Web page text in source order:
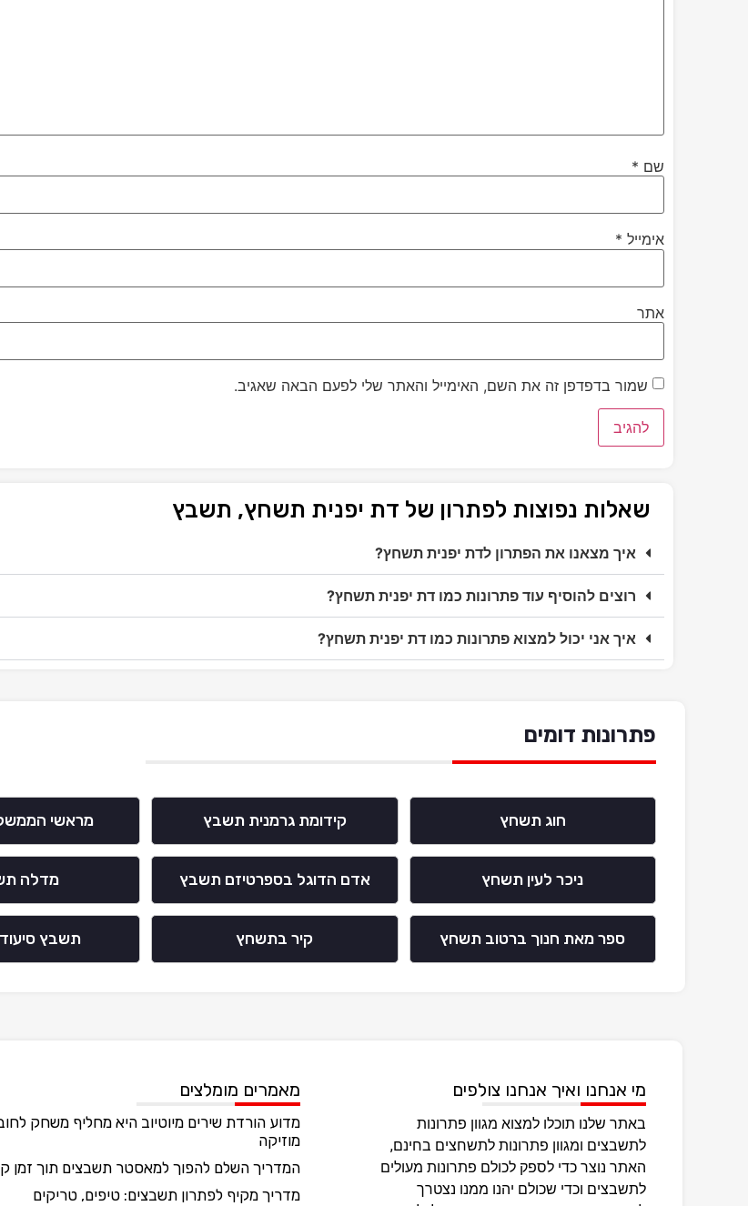
שם *
אימייל *
אתר
שמור בדפדפן זה את השם, האימייל והאתר שלי לפעם הבאה שאגיב.
שאלות נפוצות לפתרון של דת יפנית תשחץ, תשבץ
איך מצאנו את הפתרון לדת יפנית תשחץ?
רוצים להוסיף עוד פתרונות כמו דת יפנית תשחץ?
איך אני יכול למצוא פתרונות כמו דת יפנית תשחץ?
פתרונות דומים
חוג תשחץ קידומת גרמנית תשבץ מראשי
ניכר לעין תשחץ אדם הדוגל בספרטיזם תשבץ מדלה
ספר מאת חנוך ברטוב תשחץ קיר בתשחץ תשבץ
מי אנחנו ואיך אנחנו צולפים
באתר שלנו תוכלו למצוא מגוון פתרונות
לתשבצים ומגוון פתרונות לתשחצים בחינם,
האתר נוצר כדי לספק לכולם פתרונות מעולים
לתשבצים וכדי שכולם יהנו ממנו נצטרך
מאמרים מומלצים
מדוע הורדת שירים מיוטיוב היא מחליף משחק
מוזיקה
המדריך השלם להפוך למאסטר תשבצים תוך זמן
מדריך מקיף לפתרון תשבצים: טיפים, טריקים